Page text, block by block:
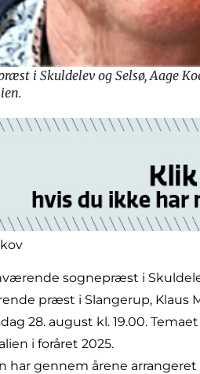
i Skuldelev og Selsø, Aage
sognepræst i
præst i Slangerup, Klaus
28. august kl. 19.00.
i foråret 2025.
har gennem årene